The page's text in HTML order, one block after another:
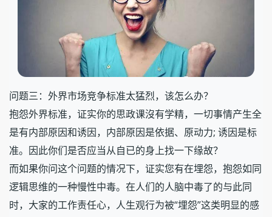
问题三：外界市场竞争标准太猛烈，该怎么办？
抱怨外界标准，证实你的思政课沒有学精，一切事情产生全
是有内部原因和诱因，内部原因是依据、原动力; 诱因是标
准。因此你们是否应当从自已的身上找一下缘故？
而如果你问这个问题的情况下，证实您有在埋怨，抱怨如同
逻辑思维的一种慢性中毒。在人们的人脑中毒了的与此同
时，大家的工作责任心，人生观行为被“埋怨”这类明显的感